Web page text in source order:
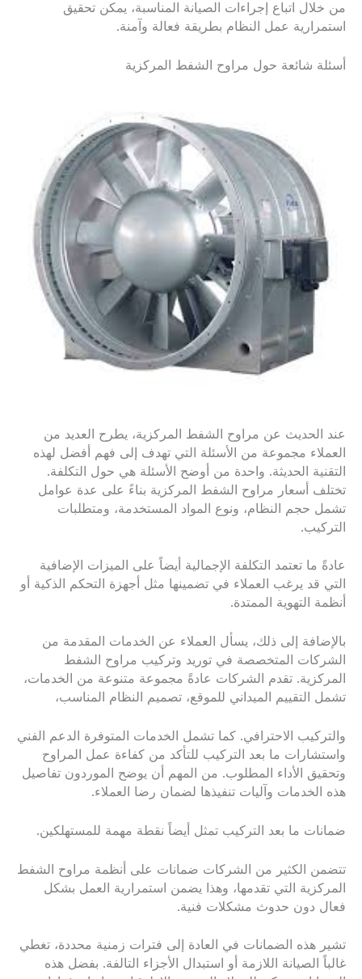
من خلال اتباع إجراءات الصيانة المناسبة، يمكن تحقيق
استمرارية عمل النظام بطريقة فعالة وآمنة.
أسئلة شائعة حول مراوح الشفط المركزية
عند الحديث عن مراوح الشفط المركزية، يطرح العديد من
العملاء مجموعة من الأسئلة التي تهدف إلى فهم أفضل لهذه
التقنية الحديثة. واحدة من أوضح الأسئلة هي حول التكلفة.
تختلف أسعار مراوح الشفط المركزية بناءً على عدة عوامل
تشمل حجم النظام، ونوع المواد المستخدمة، ومتطلبات
التركيب.
عادةً ما تعتمد التكلفة الإجمالية أيضاً على الميزات الإضافية
التي قد يرغب العملاء في تضمينها مثل أجهزة التحكم الذكية أو
أنظمة التهوية الممتدة.
بالإضافة إلى ذلك، يسأل العملاء عن الخدمات المقدمة من
الشركات المتخصصة في توريد وتركيب مراوح الشفط
المركزية. تقدم الشركات عادةً مجموعة متنوعة من الخدمات،
تشمل التقييم الميداني للموقع، تصميم النظام المناسب،
والتركيب الاحترافي. كما تشمل الخدمات المتوفرة الدعم الفني
واستشارات ما بعد التركيب للتأكد من كفاءة عمل المراوح
وتحقيق الأداء المطلوب. من المهم أن يوضح الموردون تفاصيل
هذه الخدمات وآليات تنفيذها لضمان رضا العملاء.
ضمانات ما بعد التركيب تمثل أيضاً نقطة مهمة للمستهلكين.
تتضمن الكثير من الشركات ضمانات على أنظمة مراوح الشفط
المركزية التي تقدمها، وهذا يضمن استمرارية العمل بشكل
فعال دون حدوث مشكلات فنية.
تشير هذه الضمانات في العادة إلى فترات زمنية محددة، تغطي
غالباً الصيانة اللازمة أو استبدال الأجزاء التالفة. بفضل هذه